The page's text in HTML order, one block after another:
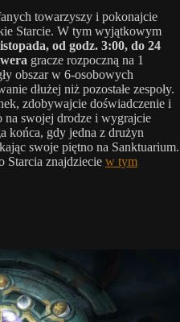
towarzyszy i pokonajcie
Starcie. W tym wyjątkowym
od godz. 3:00, do 24
gracze rozpoczną na 1
obszar w 6-osobowych
dłużej niż pozostałe zespoły.
zdobywajcie doświadczenie i
na swojej drodze i wygrajcie
końca, gdy jedna z drużyn
swoje piętno na Sanktuarium.
Starcia znajdziecie w tym